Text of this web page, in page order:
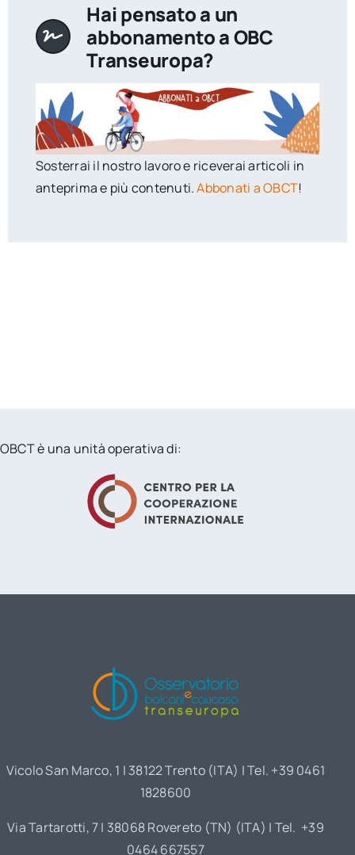
Hai pensato a un
abbonamento a OBC
Transeuropa?
Sosterrai il nostro lavoro e riceverai articoli in
anteprima e più contenuti.Abbonati a OBCT!
OBCT è una unità operativa di:
Vicolo San Marco, 1 | 38122 Trento (ITA) | Tel. +39 0461
1828600
Via Tartarotti, 7 | 38068 Rovereto (TN) (ITA) | Tel. +39
0464 667557